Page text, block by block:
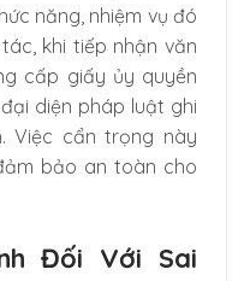
năng, nhiệm vụ đó
khi tiếp nhận văn
cấp giấy ủy quyền
diện pháp luật ghi
Việc cẩn trọng này
bảo an toàn cho
Đối Với Sai